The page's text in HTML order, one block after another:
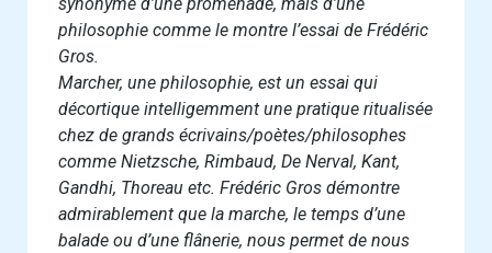
synonyme d’une promenade, mais d’une
philosophie comme le montre l’essai de Frédéric
Gros.
Marcher, une philosophie, est un essai qui
décortique intelligemment une pratique ritualisée
chez de grands écrivains/poètes/philosophes
comme Nietzsche, Rimbaud, De Nerval, Kant,
Gandhi, Thoreau etc. Frédéric Gros démontre
admirablement que la marche, le temps d’une
balade ou d’une flânerie, nous permet de nous